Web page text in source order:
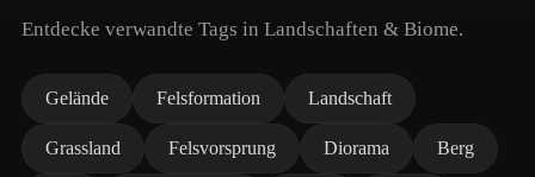
Entdecke verwandte Tags in Landschaften & Biome.
Gelände Felsformation Landschaft
Grassland Felsvorsprung Diorama Berg